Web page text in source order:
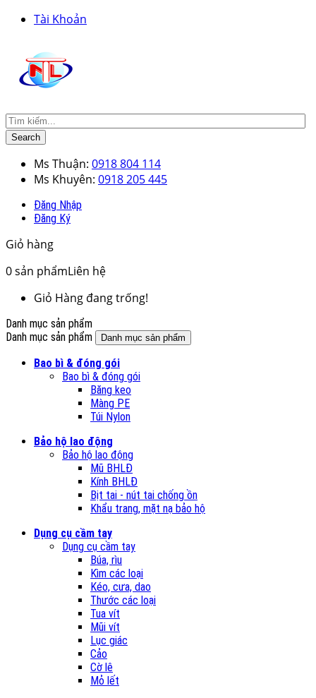
Tài Khoản
Search
Ms Thuận: 0918 804 114
Ms Khuyên: 0918 205 445
Đăng Nhập
Đăng Ký
Giỏ hàng
0sản phẩmLiên hệ
Giỏ Hàng đang trống!
Danh mục sản phẩm
Danh mục sản phẩm
Danh mục sản phẩm
Bao bì & đóng gói
Bao bì & đóng gói
Băng keo
Màng PE
Túi Nylon
Bảo hộ lao động
Bảo hộ lao động
Mũ BHLĐ
Kính BHLĐ
Bịt tai - nút tai chống ồn
Khẩu trang, mặt nạ bảo hộ
Dụng cụ cầm tay
Dụng cụ cầm tay
Búa, rìu
Kìm các loại
Kéo, cưa, dao
Thước các loại
Tua vít
Mũi vít
Lục giác
Cảo
Cờ lê
Mỏ lết